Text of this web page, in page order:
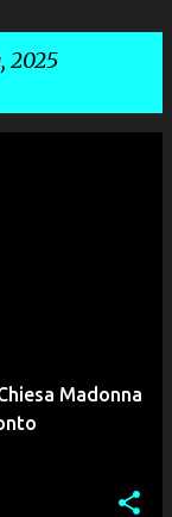
2025
Madonna